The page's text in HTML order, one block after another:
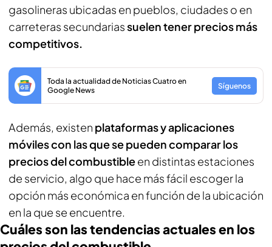
gasolineras ubicadas en pueblos, ciudades o en
carreteras secundariassuelen tener precios más
competitivos.
Toda la actualidad de Noticias Cuatro en
Google News
Síguenos
Además, existen plataformas y aplicaciones
móviles con las que se pueden comparar los
precios del combustibleen distintas estaciones
de servicio, algo que hace más fácil escoger la
opción más económica en función de la ubicación
en la que se encuentre.
Cuáles son las tendencias actuales en los